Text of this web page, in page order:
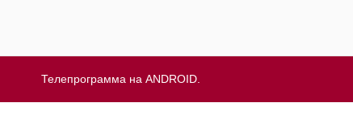
Телепрограмма на ANDROID.